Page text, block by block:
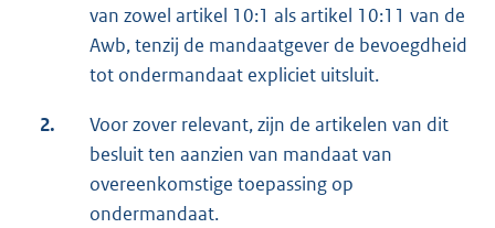
van zowel artikel 10:1 als artikel 10:11 van de
Awb, tenzij de mandaatgever de bevoegdheid
tot ondermandaat expliciet uitsluit.
2.
Voor zover relevant, zijn de artikelen van dit
besluit ten aanzien van mandaat van
overeenkomstige toepassing op
ondermandaat.